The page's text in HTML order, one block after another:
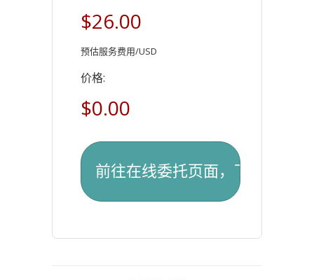
$26.00
预估服务费用/USD
价格:
$0.00